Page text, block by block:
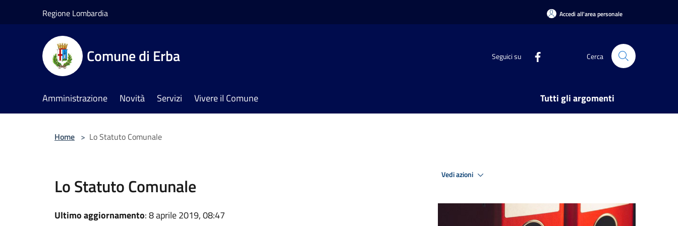
Regione Lombardia Accedi all'area personale
Comune di Erba Seguici su Cerca
Amministrazione Novità Servizi Vivere il Comune Tutti gli argomenti
Home > Lo Statuto Comunale
Lo Statuto Comunale
Ultimo aggiornamento: 8 aprile 2019, 08:47
Vedi azioni